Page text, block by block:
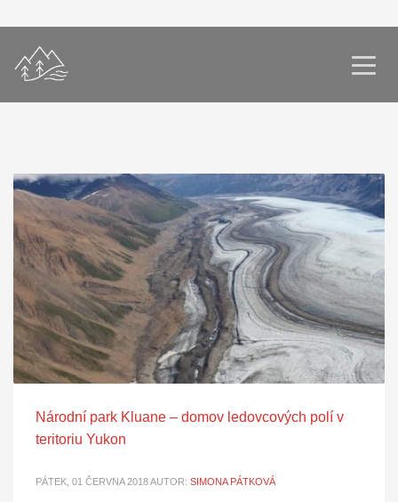
Národní park Kluane – domov ledovcových polí v
teritoriu Yukon
PÁTEK, 01 ČERVNA 2018AUTOR: SIMONA PÁTKOVÁ